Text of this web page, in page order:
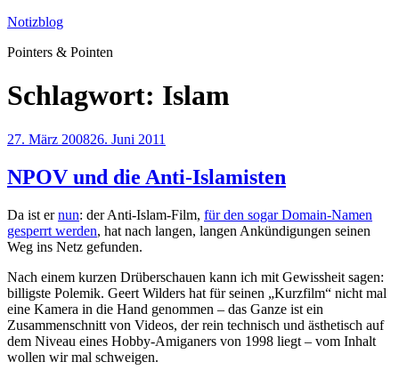
Zum
springen
Notizblog
Pointers & Pointen
Schlagwort: Islam
Veröffentlicht
27. März 200826. Juni 2011
NPOV und die Anti-Islamisten
Da ist ernun: der Anti-Islam-Film, für den sogar Domain-Namen
gesperrt werden, hat nach langen, langen Ankündigungen seinen
Weg ins Netz gefunden.
Nach einem kurzen Drüberschauen kann ich mit Gewissheit sagen:
billigste Polemik. Geert Wilders hat für seinen „Kurzfilm“ nicht mal
eine Kamera in die Hand genommen – das Ganze ist ein
Zusammenschnitt von Videos, der rein technisch und ästhetisch auf
dem Niveau eines Hobby-Amiganers von 1998 liegt – vom Inhalt
wollen wir mal schweigen.